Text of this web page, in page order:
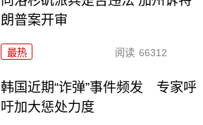
朗普案开审
最热 阅读 66312
韩国近期“诈弹”事件频发 专家呼
吁加大惩处力度